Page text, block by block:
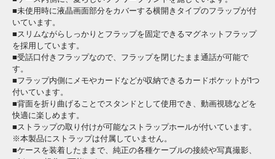
■未使用時に液晶画面部分をカバーする横開きタイプのフラップが付
いています。
■スリムながらしっかりとフラップを固定できるマグネットフラップ
を採用しています。
■受話口付きフラップなので、フラップを閉じたまま通話が可能で
す。
■フラップ内側にメモやカードなどが収納できるカードポケットが1つ
付いています。
■背面を折り曲げることでスタンドとして使用でき、動画視聴などを
快適に楽しめます。
■ストラップの取り付けが可能なストラップホールが付いています。
※本製品にストラップは付属していません。
■ケースを装着したままで、純正の各種ケーブルの接続や写真撮影、